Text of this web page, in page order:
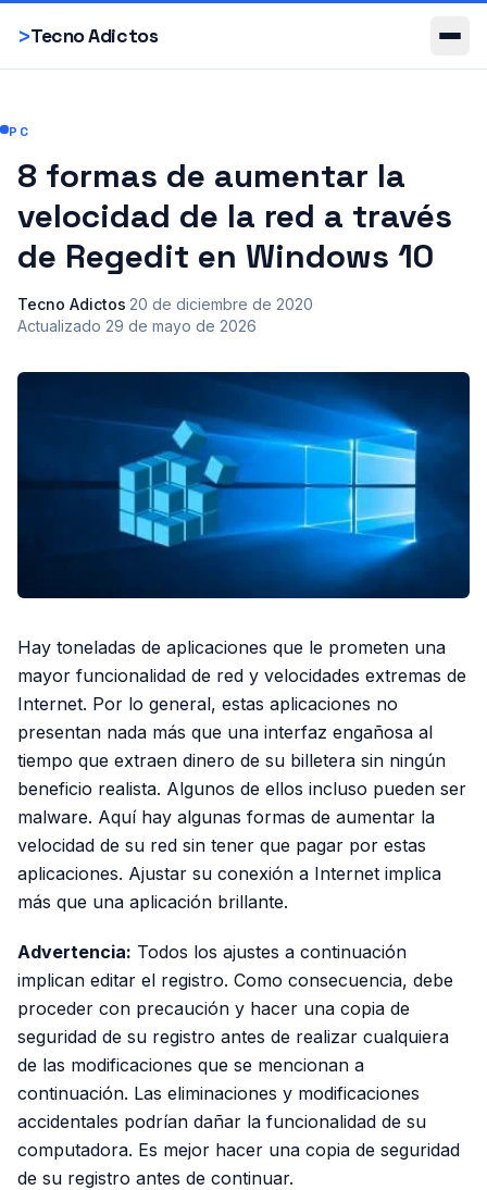
>Tecno Adictos
Smartphones
PC
8 formas de aumentar la
velocidad de la red a través
de Regedit en Windows 10
Tecno Adictos·20 de diciembre de 2020·
Actualizado 29 de mayo de 2026
Hay toneladas de aplicaciones que le prometen una
mayor funcionalidad de red y velocidades extremas de
Internet. Por lo general, estas aplicaciones no
presentan nada más que una interfaz engañosa al
tiempo que extraen dinero de su billetera sin ningún
beneficio realista. Algunos de ellos incluso pueden ser
malware. Aquí hay algunas formas de aumentar la
velocidad de su red sin tener que pagar por estas
aplicaciones. Ajustar su conexión a Internet implica
más que una aplicación brillante.
Advertencia: Todos los ajustes a continuación
implican editar el registro. Como consecuencia, debe
proceder con precaución y hacer una copia de
seguridad de su registro antes de realizar cualquiera
de las modificaciones que se mencionan a
continuación. Las eliminaciones y modificaciones
accidentales podrían dañar la funcionalidad de su
computadora. Es mejor hacer una copia de seguridad
de su registro antes de continuar.